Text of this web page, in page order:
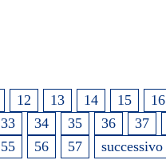
12 13 14 15 16
33 34 35 36 37
55 56 57 successivo